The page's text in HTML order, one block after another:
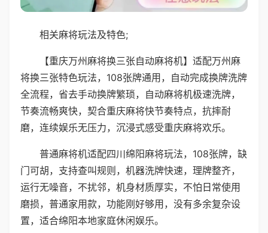
相关麻将玩法及特色;
【重庆万州麻将换三张自动麻将机】适配万州麻
将换三张特色玩法，108张牌通用，自动完成换牌洗牌
全流程，省去手动换牌繁琐，自动麻将机极速洗牌，
节奏流畅爽快，契合重庆麻将快节奏特点，抗摔耐
磨，连续娱乐无压力，沉浸式感受重庆麻将欢乐。
普通麻将机适配四川绵阳麻将玩法，108张牌，缺
门可胡，支持查叫规则，机器洗牌快速，理牌整齐，
运行无噪音，不扰邻，机身材质厚实，不怕日常使用
磨损，普通家用款，功能刚好够用，没有多余复杂设
置，适合绵阳本地家庭休闲娱乐。